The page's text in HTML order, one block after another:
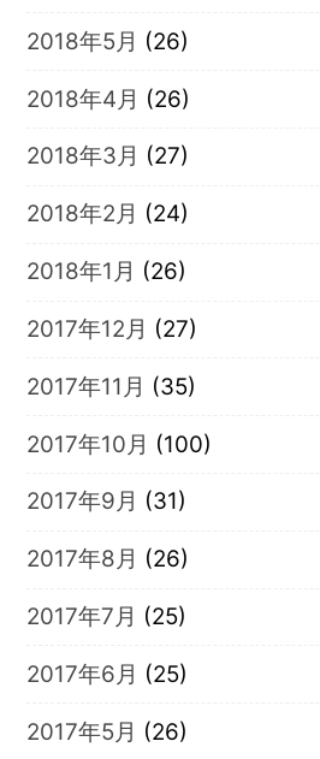
2018年5月 (26)
2018年4月 (26)
2018年3月 (27)
2018年2月 (24)
2018年1月 (26)
2017年12月 (27)
2017年11月 (35)
2017年10月 (100)
2017年9月 (31)
2017年8月 (26)
2017年7月 (25)
2017年6月 (25)
2017年5月 (26)